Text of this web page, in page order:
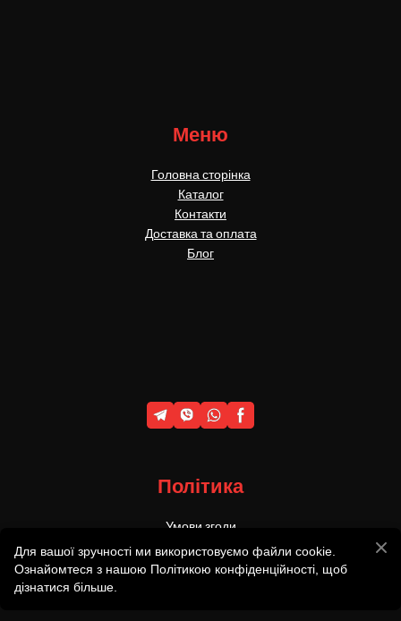
Меню
Головна сторінка
Каталог
Контакти
Доставка та оплата
Блог
Політика
Умови згоди
Політика конфеденційності
© 2011-2023 KadysBows - виготовлення та продаж традиційних
Для вашої зручності ми використовуємо файли cookie.
Ознайомтеся з нашою Політикою конфіденційності, щоб
дізнатися більше.